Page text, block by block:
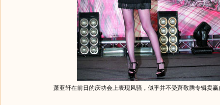
萧亚轩在前日的庆功会上表现风骚，似乎并不受萧敬腾专辑卖